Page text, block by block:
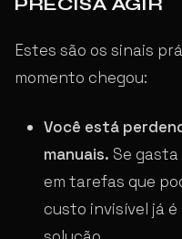
Estes são os sinais
momento chegou:
Você está
manuais. Se
em tarefas que
custo invisível já